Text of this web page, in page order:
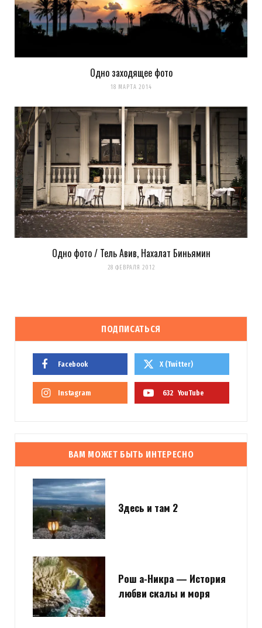
Одно заходящее фото
18 МАРТА 2014
Одно фото / Тель Авив, Нахалат Биньямин
28 ФЕВРАЛЯ 2012
ПОДПИСАТЬСЯ
Facebook X (Twitter)
Instagram 632 YouTube
ВАМ МОЖЕТ БЫТЬ ИНТЕРЕСНО
Здесь и там 2
Рош а-Никра — История
любви скалы и моря